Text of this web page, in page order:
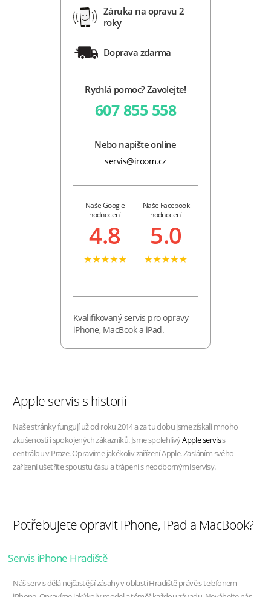
Záruka na opravu 2
roky
Doprava zdarma
Rychlá pomoc? Zavolejte!
607 855 558
Nebo napište online
servis@iroom.cz
Naše Google
hodnocení
4.8
Naše Facebook
hodnocení
5.0
Kvalifikovaný servis pro opravy
iPhone, MacBook a iPad.
Apple servis s historií
Naše stránky fungují už od roku 2014 a za tu dobu jsme získali mnoho
zkušeností i spokojených zákazníků. Jsme spolehlivýApple serviss
centrálou v Praze. Opravíme jakékoliv zařízení Apple. Zasláním svého
zařízení ušetříte spoustu času a trápení s neodbornými servisy.
Potřebujete opravit iPhone, iPad a MacBook?
Servis iPhone Hradiště
Náš servis dělá nejčastější zásahy v oblasti Hradiště právě s telefonem